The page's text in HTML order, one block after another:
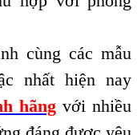
cùng các mẫu
nhất hiện nay
hãng với nhiều